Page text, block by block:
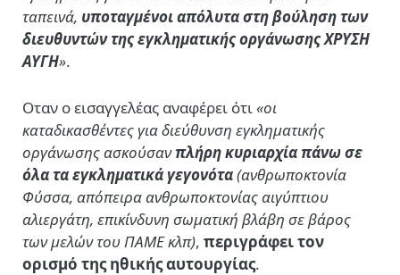
ταπεινά, υποταγμένοι απόλυτα στη βούληση των
διευθυντών της εγκληματικής οργάνωσης ΧΡΥΣΗ
ΑΥΓΗ».
Οταν ο εισαγγελέας αναφέρει ότι«οι
καταδικασθέντες για διεύθυνση εγκληματικής
οργάνωσης ασκούσανπλήρη κυριαρχία πάνω σε
όλα τα εγκληματικά γεγονότα(ανθρωποκτονία
Φύσσα, απόπειρα ανθρωποκτονίας αιγύπτιου
αλιεργάτη, επικίνδυνη σωματική βλάβη σε βάρος
των μελών του ΠΑΜΕ κλπ), περιγράφειτον
ορισμό της ηθικής αυτουργίας.